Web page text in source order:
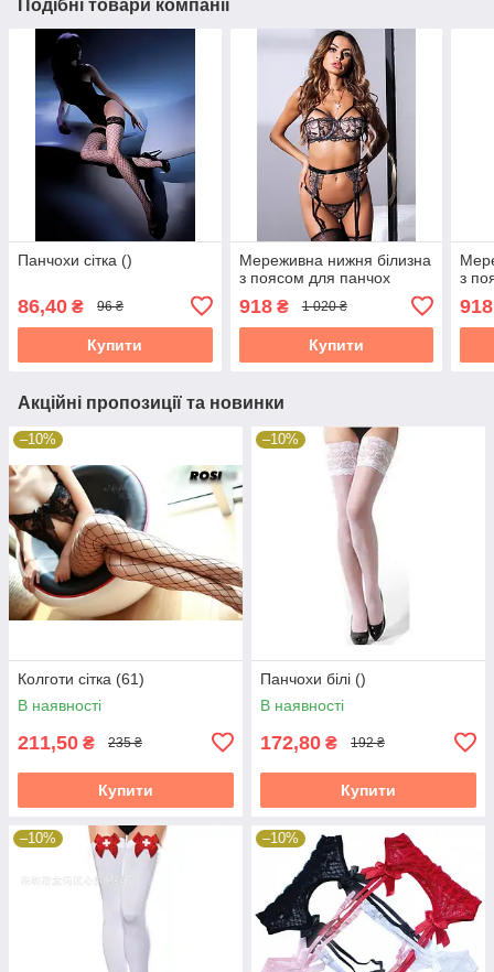
Подібні товари компанії
Панчохи сітка ()
86,40 ₴ 96 ₴
Купити
Мереживна нижня білизна
з поясом для панчох
918₴ 1 020 ₴
Купити
з
918
Акційні пропозиції та новинки
–10%
Колготи сітка (61)
В наявності
211,50 ₴ 235 ₴
Купити
–10%
Панчохи білі ()
В наявності
172,80 ₴ 192 ₴
Купити
–10% –10%